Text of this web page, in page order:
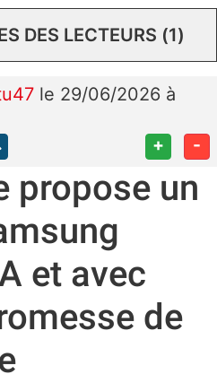
DES LECTEURS (1)
le 29/06/2026 à
+ -
propose un
et avec
de